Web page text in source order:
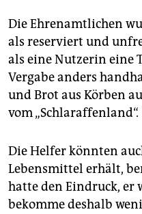
Die Ehrenamtlichen
als reserviert und
als eine Nutzerin eine
Vergabe anders
und Brot aus Körben
vom „Schlaraffenland“.
Die Helfer könnten
Lebensmittel erhält,
hatte den Eindruck, er
bekomme deshalb